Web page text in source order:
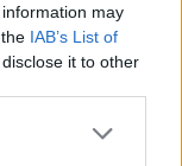
may
IAB’s List of
it to other